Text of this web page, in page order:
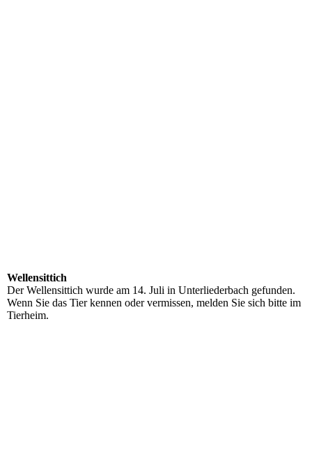
Wellensittich
Der Wellensittich wurde am 14. Juli in Unterliederbach gefunden.
Wenn Sie das Tier kennen oder vermissen, melden Sie sich bitte im
Tierheim.